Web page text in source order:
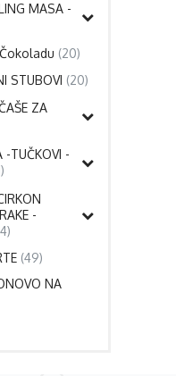
MASA -
(20)
STUBOVI (20)
ZA
-TUČKOVI -
-
(49)
NA